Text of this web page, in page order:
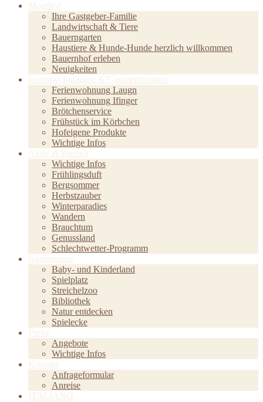
Moarhof
Ihre Gastgeber-Familie
Landwirtschaft & Tiere
Bauerngarten
Haustiere & Hunde-Hunde herzlich willkommen
Bauernhof erleben
Neuigkeiten
Ferienwohnungen & Gaumenfreuden
Ferienwohnung Laugn
Ferienwohnung Ifinger
Brötchenservice
Frühstück im Körbchen
Hofeigene Produkte
Wichtige Infos
Aktiv & Freizeit
Wichtige Infos
Frühlingsduft
Bergsommer
Herbstzauber
Winterparadies
Wandern
Brauchtum
Genussland
Schlechtwetter-Programm
Kinderspass
Baby- und Kinderland
Spielplatz
Streichelzoo
Bibliothek
Natur entdecken
Spielecke
Preise
Angebote
Wichtige Infos
Kontakt
Anfrageformular
Anreise
ITALIANO